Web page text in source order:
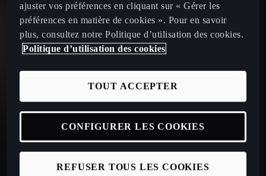
ajuster vos préférences en cliquant sur « Gérer les
préférences en matière de cookies ». Pour en savoir
plus, consultez notre Politique d’utilisation des cookies.
Politique d’utilisation des cookies
REFUSER TOUS LES COOKIES
TOUT ACCEPTER
CONFIGURER LES COOKIES